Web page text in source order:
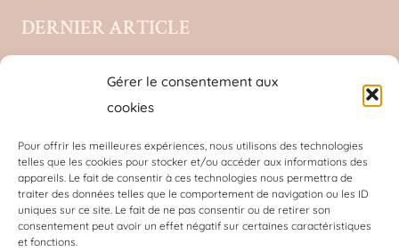
Gérer le consentement aux
cookies
Pour offrir les meilleures expériences, nous utilisons des technologies
telles que les cookies pour stocker et/ou accéder aux informations des
appareils. Le fait de consentir à ces technologies nous permettra de
traiter des données telles que le comportement de navigation ou les ID
uniques sur ce site. Le fait de ne pas consentir ou de retirer son
consentement peut avoir un effet négatif sur certaines caractéristiques
et fonctions.
DERNIER ARTICLE
Se marier en semaine : astuces
budget et Make-Up sur mesure